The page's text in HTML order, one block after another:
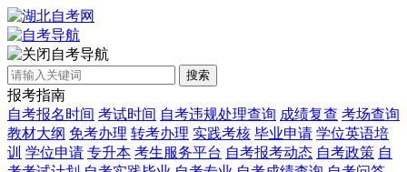
自考导航
搜索
报考指南
自考报名时间 考试时间 自考违规处理查询 成绩复查 考场查询
教材大纲 免考办理 转考办理 实践考核 毕业申请 学位英语培
训 学位申请 专升本 考生服务平台 自考报考动态 自考政策 自